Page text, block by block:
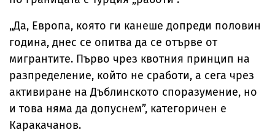
„Да, Европа, която ги канеше допреди половин
година, днес се опитва да се отърве от
мигрантите. Първо чрез квотния принцип на
разпределение, който не сработи, а сега чрез
активиране на Дъблинското споразумение, но
и това няма да допуснем”, категоричен е
Каракачанов.